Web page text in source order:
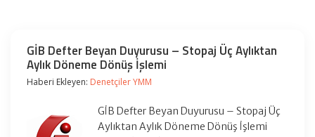
GİB Defter Beyan Duyurusu – Stopaj Üç Aylıktan
Aylık Döneme Dönüş İşlemi
Haberi Ekleyen: Denetçiler YMM
GİB Defter Beyan Duyurusu – Stopaj Üç
Aylıktan Aylık Döneme Dönüş İşlemi